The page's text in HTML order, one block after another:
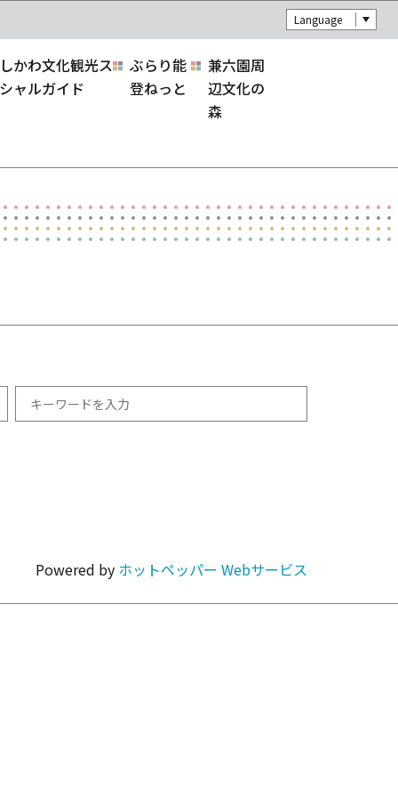
Language
かわ文化観光ス
ャルガイド
ぶらり能
登ねっと
兼六園周
辺文化の
森
カラオケ・パーティ
Powered by ホットペッパー Webサービス